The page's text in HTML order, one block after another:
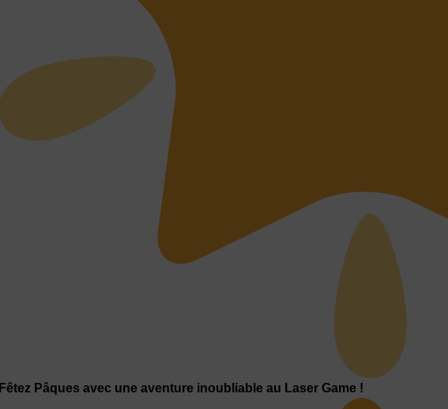
Fêtez Pâques avec une aventure inoubliable au Laser Game !